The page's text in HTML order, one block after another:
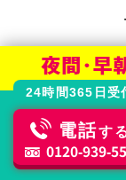
24時間365日受
電話す
0120-939-